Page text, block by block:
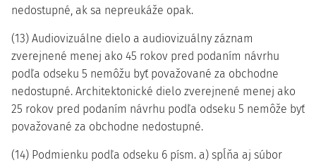
nedostupné, ak sa nepreukáže opak.
(13) Audiovizuálne dielo a audiovizuálny záznam
zverejnené menej ako 45 rokov pred podaním návrhu
podľa odseku 5 nemôžu byť považované za obchodne
nedostupné. Architektonické dielo zverejnené menej ako
25 rokov pred podaním návrhu podľa odseku 5 nemôže byť
považované za obchodne nedostupné.
(14) Podmienku podľa odseku 6 písm. a) spĺňa aj súbor